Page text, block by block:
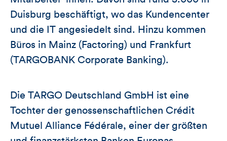
Duisburg beschäftigt, wo das Kundencenter
und die IT angesiedelt sind. Hinzu kommen
Büros in Mainz (Factoring) und Frankfurt
(TARGOBANK Corporate Banking).
Die TARGO Deutschland GmbH ist eine
Tochter der genossenschaftlichen Crédit
Mutuel Alliance Fédérale, einer der größten